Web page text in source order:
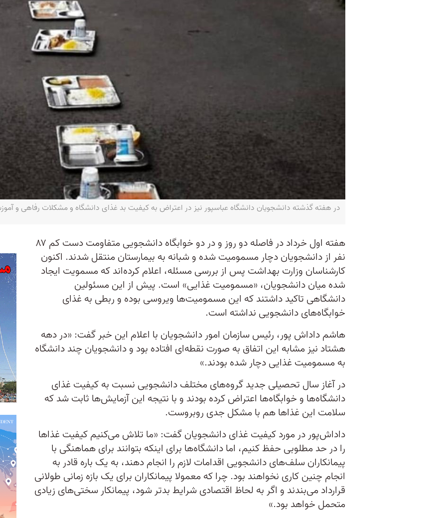
در هفته گذشته دانشجویان دانشگاه عباسپور نیز در اعتراض به کیفیت بد غذای دانشگاه و مشکلات رفاهی و
هفته اول خرداد در فاصله دو روز و در دو خوابگاه دانشجویی متفاومت دست کم ۸۷
نفر از دانشجویان دچار مسمومیت شده و شبانه به بیمارستان منتقل شدند. اکنون
کارشناسان وزارت بهداشت پس از بررسی مسئله، اعلام کرده‌اند که مسمویت ایجاد
شده میان دانشجویان، «مسمومیت غذایی» است. پیش از این مسئولین
دانشگاهی تاکید داشتند که این مسمومیت‌ها ویروسی بوده و ربطی به غذای
خوابگاه‌های دانشجویی نداشته است.
هاشم داداش پور، رئیس سازمان امور دانشجویان با اعلام این خبر گفت: «در دهه
هشتاد نیز مشابه این اتفاق به صورت نقطه‌ای افتاده بود و دانشجویان چند دانشگاه
به مسمومیت غذایی دچار شده بودند.»
در آغاز سال تحصیلی جدید گروه‌های مختلف دانشجویی نسبت به کیفیت غذای
دانشگاه‌ها و خوابگاه‌ها اعتراض کرده بودند و با نتیجه این آزمایش‌ها ثابت شد که
سلامت این غذاها هم با مشکل جدی روبروست.
داداش‌پور در مورد کیفیت غذای دانشجویان گفت: «ما تلاش می‌کنیم کیفیت غذاها
را در حد مطلوبی حفظ کنیم، ‌اما دانشگاه‌ها برای اینکه بتوانند برای هماهنگی با
پیمانکاران سلف‌های دانشجویی اقدامات لازم را انجام دهند، به یک باره قادر به
انجام چنین کاری نخواهند بود. چرا که معمولا پیمانکاران برای یک بازه زمانی طولانی
قرارداد می‌بندند و اگر به لحاظ اقتصادی شرایط بدتر شود،‌ پیمانکار سختی‌های زیادی
متحمل خواهد بود.»